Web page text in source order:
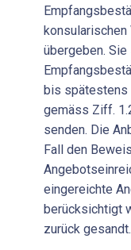
konsularischen
übergeben.
bis spätestens
gemäss Ziff.
senden. Die
Fall den
eingereichte
berücksichtigt
zurück gesandt.